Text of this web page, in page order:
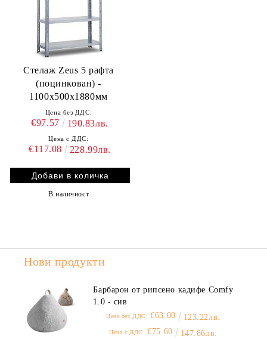
Стелаж Zeus 5 рафта
(поцинкован) -
1100x500x1880мм
Цена без ДДС:
€97.57 190.83лв.
Цена с ДДС:
€117.08 228.99лв.
В наличност
Нови продукти
Барбарон от рипсено кадифе Comfy
1.0 - сив
Цена без ДДС: €63.00 123.22лв.
Цена с ДДС: €75.60 147.86лв.